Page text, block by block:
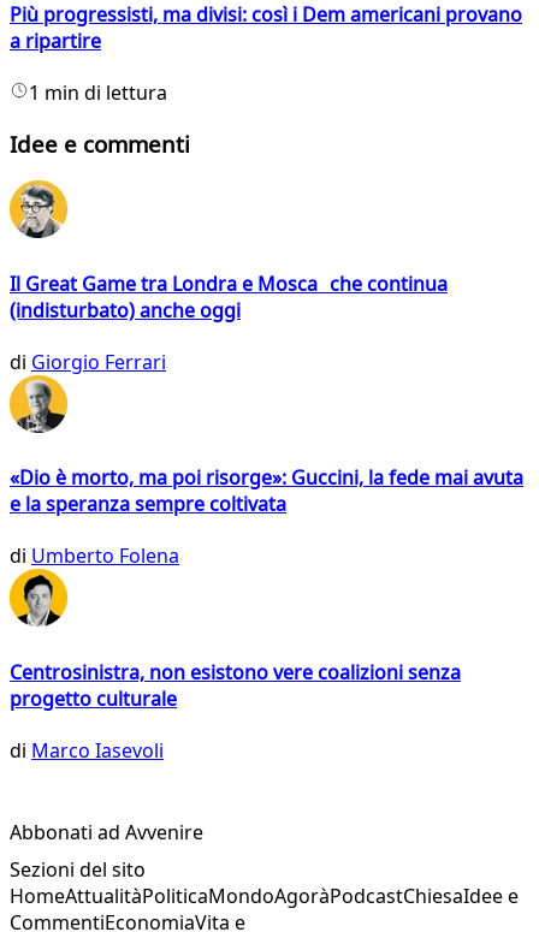
Più progressisti, ma divisi: così i Dem americani provano
a ripartire
1 min di lettura
Idee e commenti
Il Great Game tra Londra e Mosca che continua
(indisturbato) anche oggi
di Giorgio Ferrari
«Dio è morto, ma poi risorge»: Guccini, la fede mai avuta
e la speranza sempre coltivata
di Umberto Folena
Centrosinistra, non esistono vere coalizioni senza
progetto culturale
di Marco Iasevoli
Abbonati ad Avvenire
Sezioni del sito
HomeAttualitàPoliticaMondoAgoràPodcastChiesaIdee e
CommentiEconomiaVita e